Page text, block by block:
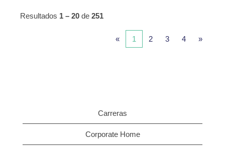
Resultados 1 – 20 de 251
« 1 2 3 4 »
Carreras
Corporate Home